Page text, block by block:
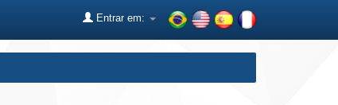
Entrar em: